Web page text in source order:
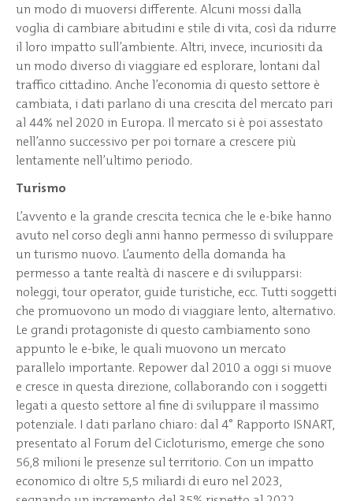
un modo di muoversi differente. Alcuni mossi dalla
voglia di cambiare abitudini e stile di vita, così da ridurre
il loro impatto sull’ambiente. Altri, invece, incuriositi da
un modo diverso di viaggiare ed esplorare, lontani dal
traffico cittadino. Anche l’economia di questo settore è
cambiata, i dati parlano di una crescita del mercato pari
al 44% nel 2020 in Europa. Il mercato si è poi assestato
nell’anno successivo per poi tornare a crescere più
lentamente nell’ultimo periodo.
Turismo
L’avvento e la grande crescita tecnica che le e-bike hanno
avuto nel corso degli anni hanno permesso di sviluppare
un turismo nuovo. L’aumento della domanda ha
permesso a tante realtà di nascere e di svilupparsi:
noleggi, tour operator, guide turistiche, ecc. Tutti soggetti
che promuovono un modo di viaggiare lento, alternativo.
Le grandi protagoniste di questo cambiamento sono
appunto le e-bike, le quali muovono un mercato
parallelo importante. Repower dal 2010 a oggi si muove
e cresce in questa direzione, collaborando con i soggetti
legati a questo settore al fine di sviluppare il massimo
potenziale. I dati parlano chiaro: dal 4° Rapporto ISNART,
presentato al Forum del Cicloturismo, emerge che sono
56,8 milioni le presenze sul territorio. Con un impatto
economico di oltre 5,5 miliardi di euro nel 2023,